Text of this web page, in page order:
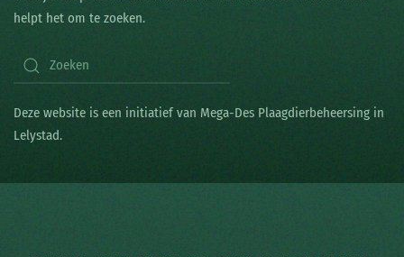
helpt het om te zoeken.
Deze website is een initiatief van Mega-Des Plaagdierbeheersing in
Lelystad.